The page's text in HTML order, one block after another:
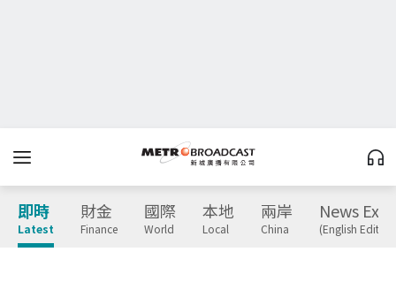
即時
Latest
財金
Finance
國際
World
本地
Local
兩岸
China
News
(English